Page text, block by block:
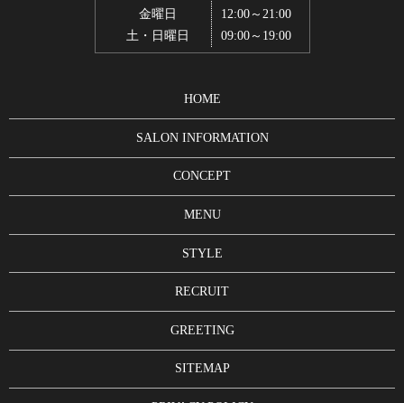
金曜日
土・日曜日
12:00～21:00
09:00～19:00
HOME
SALON INFORMATION
CONCEPT
MENU
STYLE
RECRUIT
GREETING
SITEMAP